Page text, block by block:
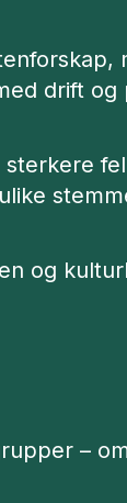
drift og
og
–